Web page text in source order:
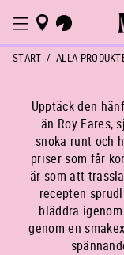
START ALLA
Upptäck den
än Roy Fares,
snoka runt och
priser som får
är som att
recepten
bläddra
genom en